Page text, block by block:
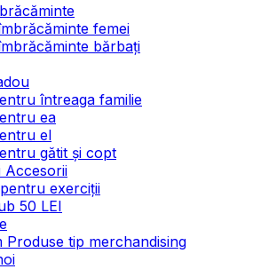
femei
bărbați
întreaga familie
ea
el
gătit și copt
Accesorii
exerciții
50 LEI
Produse tip merchandising